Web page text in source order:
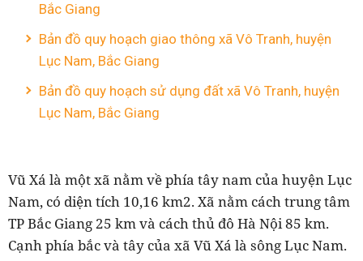
Bắc Giang
Bản đồ quy hoạch giao thông xã Vô Tranh, huyện
Lục Nam, Bắc Giang
Bản đồ quy hoạch sử dụng đất xã Vô Tranh, huyện
Lục Nam, Bắc Giang
Vũ Xá là một xã nằm về phía tây nam của huyện Lục
Nam, có diện tích 10,16 km2. Xã nằm cách trung tâm
TP Bắc Giang 25 km và cách thủ đô Hà Nội 85 km.
Cạnh phía bắc và tây của xã Vũ Xá là sông Lục Nam.